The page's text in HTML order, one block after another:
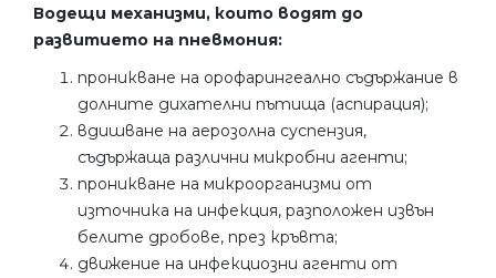
Водещи механизми, които водят до
развитието на пневмония:
проникване на орофарингеално съдържание в
долните дихателни пътища (аспирация);
вдишване на аерозолна суспензия,
съдържаща различни микробни агенти;
проникване на микроорганизми от
източника на инфекция, разположен извън
белите дробове, през кръвта;
движение на инфекциозни агенти от